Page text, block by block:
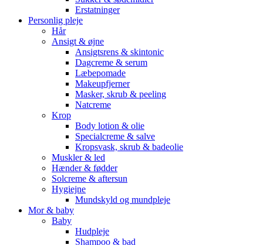
Erstatninger
Personlig pleje
Hår
Ansigt & øjne
Ansigtsrens & skintonic
Dagcreme & serum
Læbepomade
Makeupfjerner
Masker, skrub & peeling
Natcreme
Krop
Body lotion & olie
Specialcreme & salve
Kropsvask, skrub & badeolie
Muskler & led
Hænder & fødder
Solcreme & aftersun
Hygiejne
Mundskyld og mundpleje
Mor & baby
Baby
Hudpleje
Shampoo & bad